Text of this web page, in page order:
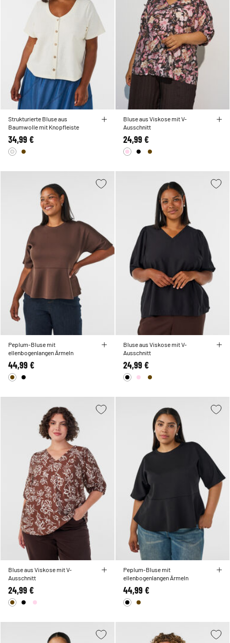
Strukturierte Bluse aus
Baumwolle mit Knopfleiste
34,99 €
Bluse aus Viskose mit V-
Ausschnitt
24,99 €
Peplum-Bluse mit
ellenbogenlangen Ärmeln
44,99 €
Bluse aus Viskose mit V-
Ausschnitt
24,99 €
Bluse aus Viskose mit V-
Ausschnitt
24,99 €
Peplum-Bluse mit
ellenbogenlangen Ärmeln
44,99 €